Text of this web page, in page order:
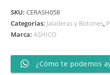
SKU:CERASH058
Categorías: Jaladeras y Botones,
Marca:ASHICO
¿Cómo te podemos